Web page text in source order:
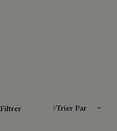
Filtrer